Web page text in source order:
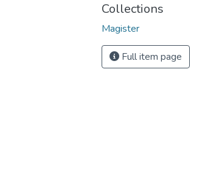
Collections
Magister
Full item page